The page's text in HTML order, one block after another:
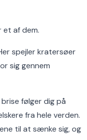
et af dem.
spejler kratersøer
sig gennem
følger dig på
fra hele verden.
til at sænke sig, og